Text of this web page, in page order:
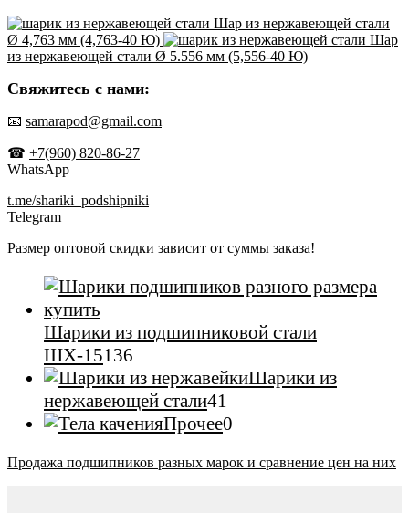
Шар из нержавеющей стали
Ø 4,763 мм (4,763-40 Ю)
Шар
из нержавеющей стали Ø 5.556 мм (5,556-40 Ю)
Свяжитесь с нами:
📧 samarapod@gmail.com
☎ +7(960) 820-86-27
WhatsApp
t.me/shariki_podshipniki
Telegram
Размер оптовой скидки зависит от суммы заказа!
Шарики из подшипниковой стали
ШХ-15136
товаров
Шарики из
нержавеющей стали41
товар
Прочее0
Продажа подшипников разных марок и сравнение цен на них